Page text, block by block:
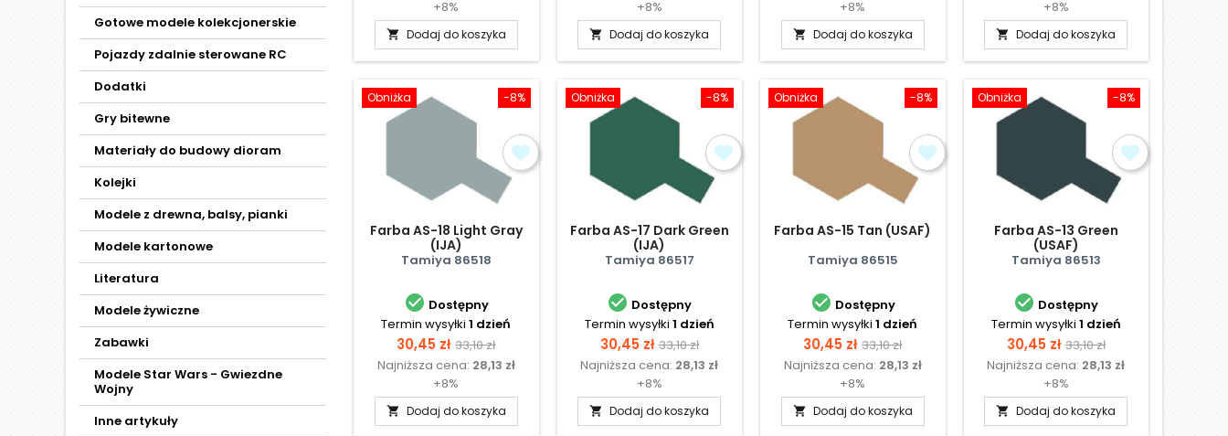
Gotowe modele kolekcjonerskie
Pojazdy zdalnie sterowane RC
Dodatki
Gry bitewne
Materiały do budowy dioram
Kolejki
Modele z drewna, balsy, pianki
Modele kartonowe
Literatura
Modele żywiczne
Zabawki
Modele Star Wars - Gwiezdne
Wojny
Inne artykuły
+8%
 Dodaj do koszyka
+8%
 Dodaj do koszyka
+8%
 Dodaj do koszyka
+8%
 Dodaj do koszyka
-8%
Obniżka
Farba AS-18 Light Gray
(IJA)
Tamiya 86518
 Dostępny
Termin wysyłki 1 dzień
Cena
30,45 zł Cena
podstawowa
33,10 zł
Najniższa cena: 28,13 zł
+8%
 Dodaj do koszyka
-8%
Obniżka
Farba AS-17 Dark Green
(IJA)
Tamiya 86517
 Dostępny
Termin wysyłki 1 dzień
Cena
30,45 zł Cena
podstawowa
33,10 zł
Najniższa cena: 28,13 zł
+8%
 Dodaj do koszyka
-8%
Obniżka
Farba AS-15 Tan (USAF)
Tamiya 86515
 Dostępny
Termin wysyłki 1 dzień
Cena
30,45 zł Cena
podstawowa
33,10 zł
Najniższa cena: 28,13 zł
+8%
 Dodaj do koszyka
-8%
Obniżka
Farba AS-13 Green
(USAF)
Tamiya 86513
 Dostępny
Termin wysyłki 1 dzień
Cena
30,45 zł Cena
podstawowa
33,10 zł
Najniższa cena: 28,13 zł
+8%
 Dodaj do koszyka